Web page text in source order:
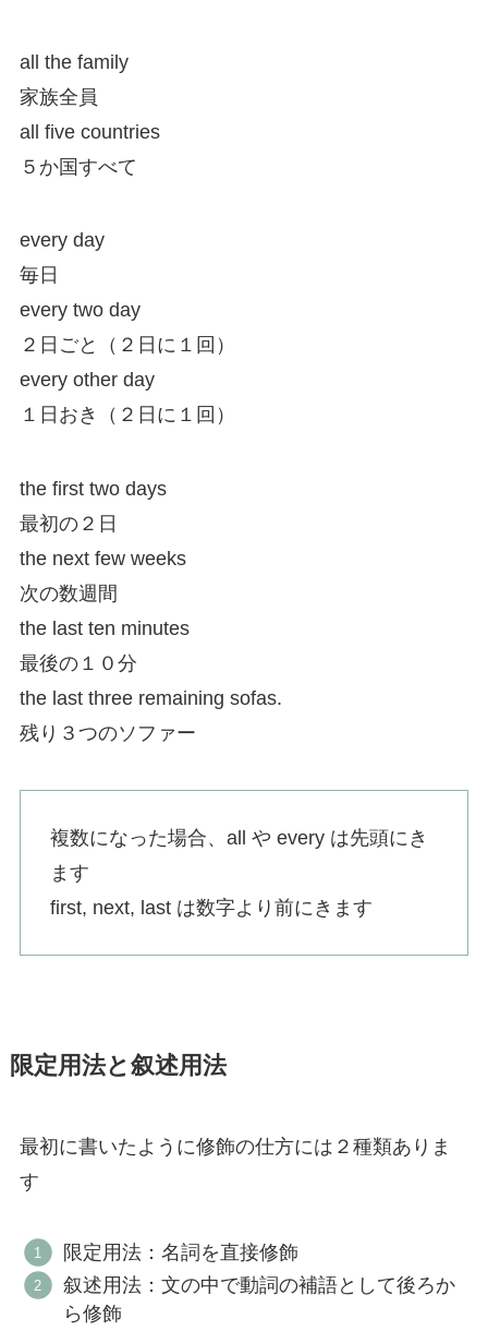
all the family
家族全員
all five countries
５か国すべて
every day
毎日
every two day
２日ごと（２日に１回）
every other day
１日おき（２日に１回）
the first two days
最初の２日
the next few weeks
次の数週間
the last ten minutes
最後の１０分
the last three remaining sofas.
残り３つのソファー
複数になった場合、all や every は先頭にき
ます
first, next, last は数字より前にきます
限定用法と叙述用法
最初に書いたように修飾の仕方には２種類ありま
す
限定用法：名詞を直接修飾
叙述用法：文の中で動詞の補語として後ろか
ら修飾